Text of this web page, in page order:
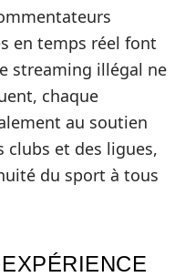
en temps réel font
streaming illégal ne
chaque
au soutien
clubs et des ligues,
du sport à tous